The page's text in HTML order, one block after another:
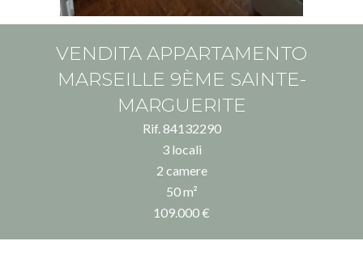
VENDITA APPARTAMENTO
MARSEILLE 9ÈME SAINTE-
MARGUERITE
Rif. 84132290
3 locali
2 camere
50 m²
109.000 €